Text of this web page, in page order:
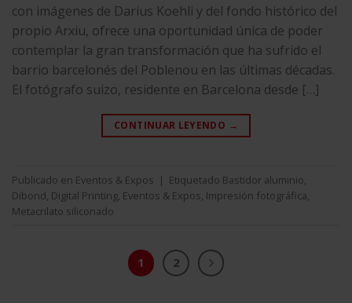
con imágenes de Darius Koehli y del fondo histórico del
propio Arxiu, ofrece una oportunidad única de poder
contemplar la gran transformación que ha sufrido el
barrio barcelonés del Poblenou en las últimas décadas.
El fotógrafo suizo, residente en Barcelona desde […]
CONTINUAR LEYENDO →
Publicado en Eventos & Expos | Etiquetado Bastidor aluminio,
Dibond, Digital Printing, Eventos & Expos, Impresión fotográfica,
Metacrilato siliconado
1 2